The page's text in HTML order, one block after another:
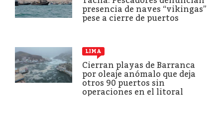
presencia de naves “vikingas”
pese a cierre de puertos
LIMA
Cierran playas de Barranca
por oleaje anómalo que deja
otros 90 puertos sin
operaciones en el litoral